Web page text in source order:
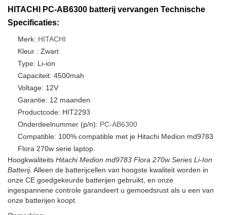
HITACHI PC-AB6300 batterij vervangen Technische
Specificaties:
Merk: HITACHI
Kleur : Zwart
Type: Li-ion
Capaciteit: 4500mah
Voltage: 12V
Garantie: 12 maanden
Productcode: HIT2293
Onderdeelnummer (p/n): PC-AB6300
Compatible: 100% compatible met je Hitachi Medion md9783
Flora 270w serie laptop.
Hoogkwaliteits Hitachi Medion md9783 Flora 270w Series Li-Ion
Batterij. Alleen de batterijcellen van hoogste kwaliteit worden in
onze CE goedgekeurde batterijen gebruikt, en onze
ingespannene controle garandeert u gemoedsrust als u een van
onze batterijen koopt.